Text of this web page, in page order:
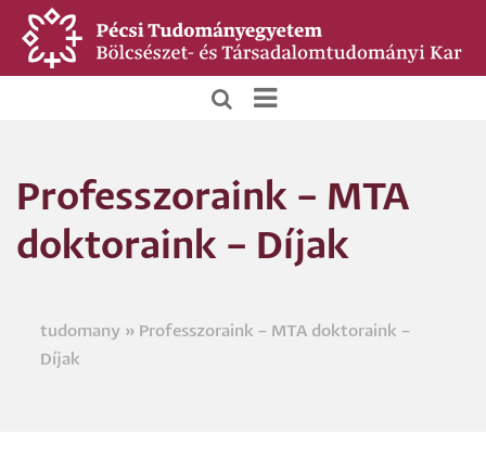
Ugrás
tartalomra
Főoldali
menü
Professzoraink – MTA
doktoraink – Díjak
Morzsa
tudomany
Professzoraink – MTA doktoraink –
Díjak